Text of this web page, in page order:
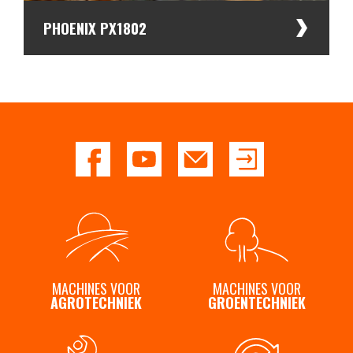
Contact
PHOENIX PX1802
MACHINES VOOR
AGROTECHNIEK
MACHINES VOOR
GROENTECHNIEK